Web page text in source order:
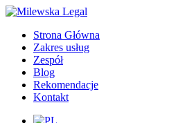
Strona Główna
Zakres usług
Zespół
Blog
Rekomendacje
Kontakt